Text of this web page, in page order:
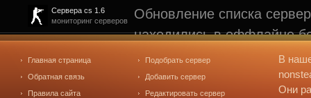
Сервера cs 1.6
мониторинг серверов
Обновление списка
находились в оффлайне
рейтинге не участвуют.
редактирования
.
Главная страница
Обратная связь
Правила сайта
Подобрать сервер
Добавить сервер
Редактировать сервер
В
Они